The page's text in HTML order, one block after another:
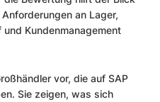
an Lager,
Kundenmanagement
vor, die auf SAP
Sie zeigen, was sich